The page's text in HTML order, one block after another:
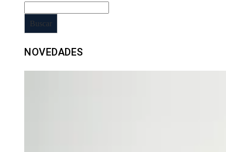
Buscar
NOVEDADES